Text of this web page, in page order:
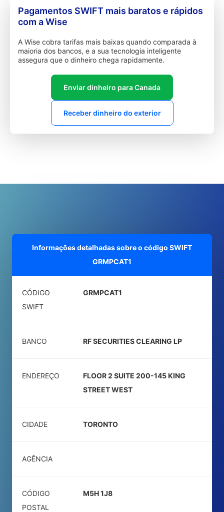
Pagamentos SWIFT mais baratos e rápidos
com a Wise
A Wise cobra tarifas mais baixas quando comparada à
maioria dos bancos, e a sua tecnologia inteligente
assegura que o dinheiro chega rapidamente.
Enviar dinheiro para Canada
Receber dinheiro do exterior
Informações detalhadas sobre o código SWIFT
GRMPCAT1
CÓDIGO
SWIFT
GRMPCAT1
BANCO RF SECURITIES CLEARING LP
ENDEREÇO
FLOOR 2 SUITE 200-145 KING
STREET WEST
CIDADE TORONTO
AGÊNCIA
CÓDIGO
POSTAL
M5H 1J8